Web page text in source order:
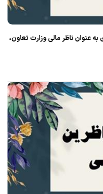
عنوان ناظر مالی وزارت تعاون،